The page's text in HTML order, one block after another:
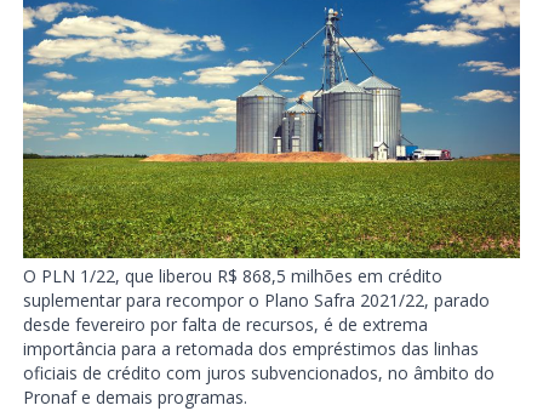
O PLN 1/22, que liberou R$ 868,5 milhões em crédito
suplementar para recompor o Plano Safra 2021/22, parado
desde fevereiro por falta de recursos, é de extrema
importância para a retomada dos empréstimos das linhas
oficiais de crédito com juros subvencionados, no âmbito do
Pronaf e demais programas.